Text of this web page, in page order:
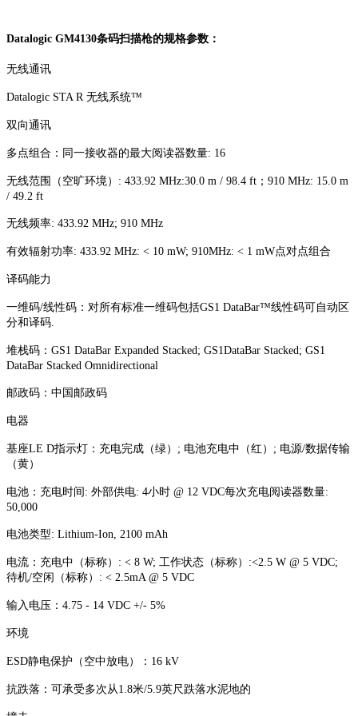
Datalogic GM4130条码扫描枪的规格参数：
无线通讯
Datalogic STA R 无线系统™
双向通讯
多点组合：同一接收器的最大阅读器数量: 16
无线范围（空旷环境）: 433.92 MHz:30.0 m / 98.4 ft；910 MHz: 15.0 m
/ 49.2 ft
无线频率: 433.92 MHz; 910 MHz
有效辐射功率: 433.92 MHz: < 10 mW; 910MHz: < 1 mW点对点组合
译码能力
一维码/线性码：对所有标准一维码包括GS1 DataBar™线性码可自动区
分和译码.
堆栈码：GS1 DataBar Expanded Stacked; GS1DataBar Stacked; GS1
DataBar Stacked Omnidirectional
邮政码：中国邮政码
电器
基座LE D指示灯：充电完成（绿）; 电池充电中（红）; 电源/数据传输
（黄）
电池：充电时间: 外部供电: 4小时 @ 12 VDC每次充电阅读器数量:
50,000
电池类型: Lithium-Ion, 2100 mAh
电流：充电中（标称）: < 8 W; 工作状态（标称）:<2.5 W @ 5 VDC;
待机/空闲（标称）: < 2.5mA @ 5 VDC
输入电压：4.75 - 14 VDC +/- 5%
环境
ESD静电保护（空中放电）：16 kV
抗跌落：可承受多次从1.8米/5.9英尺跌落水泥地的